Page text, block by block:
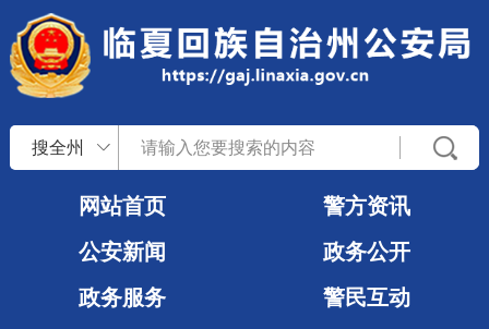
搜全州
网站首页
警方资讯
公安新闻
政务公开
政务服务
警民互动